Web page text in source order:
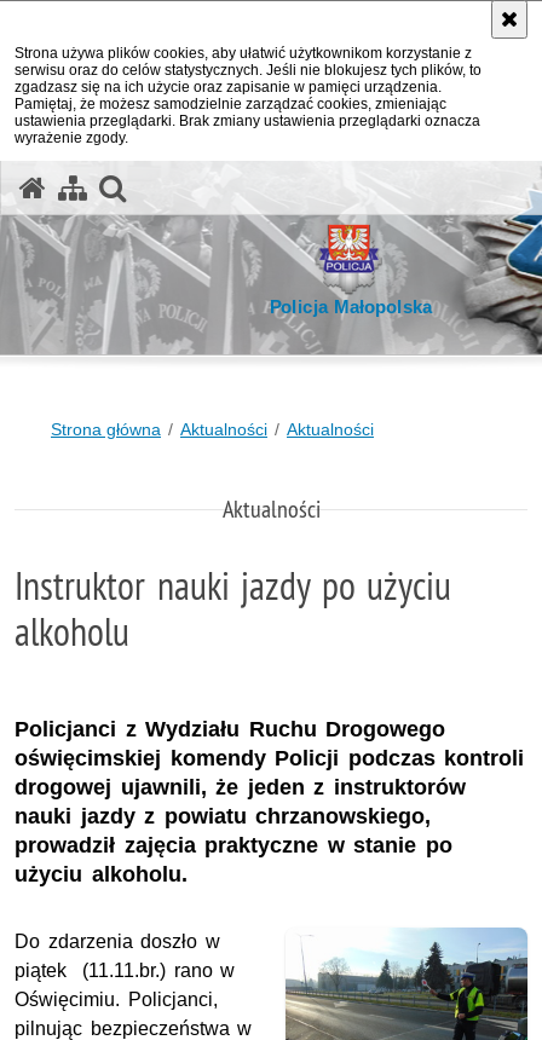
Strona używa plików cookies, aby ułatwić użytkownikom korzystanie z
serwisu oraz do celów statystycznych. Jeśli nie blokujesz tych plików, to
zgadzasz się na ich użycie oraz zapisanie w pamięci urządzenia.
Pamiętaj, że możesz samodzielnie zarządzać cookies, zmieniając
ustawienia przeglądarki. Brak zmiany ustawienia przeglądarki oznacza
wyrażenie zgody.
Policja Małopolska
Strona główna Aktualności Aktualności
Aktualności
Instruktor nauki jazdy po użyciu
alkoholu
Policjanci z Wydziału Ruchu Drogowego
oświęcimskiej komendy Policji podczas kontroli
drogowej ujawnili, że jeden z instruktorów
nauki jazdy z powiatu chrzanowskiego,
prowadził zajęcia praktyczne w stanie po
użyciu alkoholu.
Do zdarzenia doszło w
piątek (11.11.br.) rano w
Oświęcimiu. Policjanci,
pilnując bezpieczeństwa w